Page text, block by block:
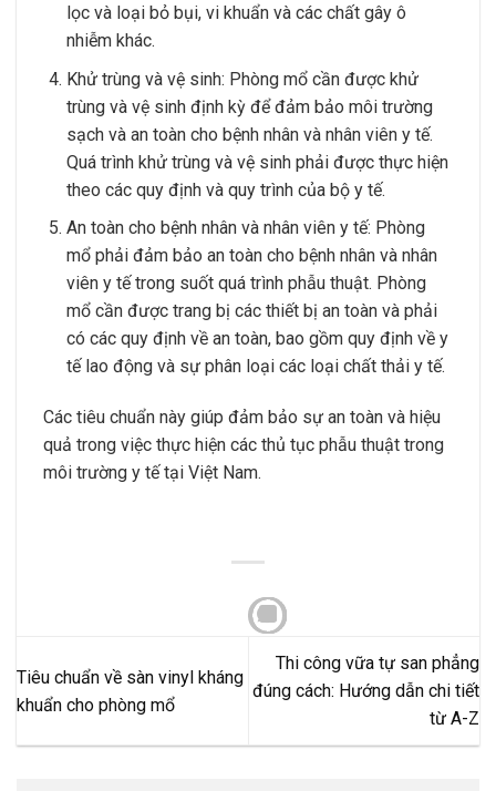
lọc và loại bỏ bụi, vi khuẩn và các chất gây ô
nhiễm khác.
Khử trùng và vệ sinh: Phòng mổ cần được khử
trùng và vệ sinh định kỳ để đảm bảo môi trường
sạch và an toàn cho bệnh nhân và nhân viên y tế.
Quá trình khử trùng và vệ sinh phải được thực hiện
theo các quy định và quy trình của bộ y tế.
An toàn cho bệnh nhân và nhân viên y tế: Phòng
mổ phải đảm bảo an toàn cho bệnh nhân và nhân
viên y tế trong suốt quá trình phẫu thuật. Phòng
mổ cần được trang bị các thiết bị an toàn và phải
có các quy định về an toàn, bao gồm quy định về y
tế lao động và sự phân loại các loại chất thải y tế.
Các tiêu chuẩn này giúp đảm bảo sự an toàn và hiệu
quả trong việc thực hiện các thủ tục phẫu thuật trong
môi trường y tế tại Việt Nam.
Tiêu chuẩn về sàn vinyl kháng
khuẩn cho phòng mổ
Thi công vữa tự san phẳng
đúng cách: Hướng dẫn chi tiết
từ A-Z